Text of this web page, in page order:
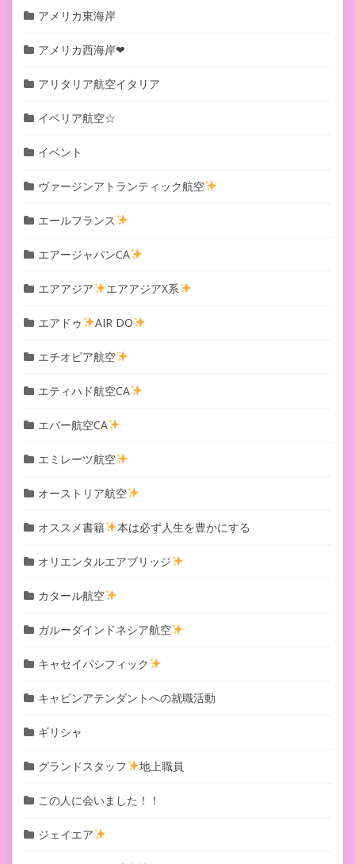
アメリカ東海岸
アメリカ西海岸❤︎
アリタリア航空イタリア
イベリア航空☆
イベント
ヴァージンアトランティック航空
エールフランス
エアージャパンCA
エアアジア エアアジアX系
エアドゥ AIR DO
エチオピア航空
エティハド航空CA
エバー航空CA
エミレーツ航空
オーストリア航空
オススメ書籍 本は必ず人生を豊かにする
オリエンタルエアブリッジ
カタール航空
ガルーダインドネシア航空
キャセイパシフィック
キャビンアテンダントへの就職活動
ギリシャ
グランドスタッフ 地上職員
この人に会いました！！
ジェイエア